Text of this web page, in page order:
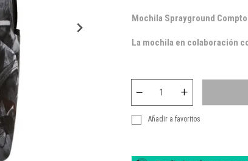
Mochila Sprayground
La mochila en colaboración
Añadir a favoritos